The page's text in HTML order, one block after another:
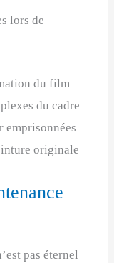
lors de
du film
du cadre
emprisonnées
originale
pas éternel